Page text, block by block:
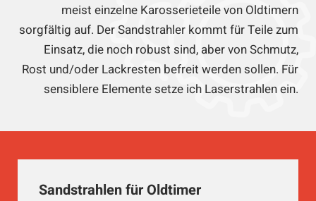
meist einzelne Karosserieteile von Oldtimern
sorgfältig auf. Der Sandstrahler kommt für Teile zum
Einsatz, die noch robust sind, aber von Schmutz,
Rost und/oder Lackresten befreit werden sollen. Für
sensiblere Elemente setze ich Laserstrahlen ein.
Sandstrahlen für Oldtimer